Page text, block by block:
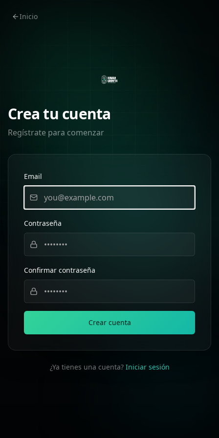
Inicio
Crea tu cuenta
Regístrate para comenzar
Email
Contraseña
Confirmar contraseña
Crear cuenta
¿Ya tienes una cuenta? Iniciar sesión